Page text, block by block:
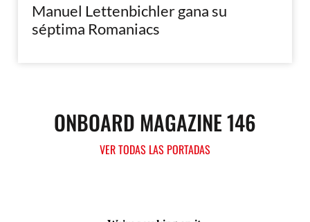
Manuel Lettenbichler gana su
séptima Romaniacs
ONBOARD MAGAZINE 146
VER TODAS LAS PORTADAS